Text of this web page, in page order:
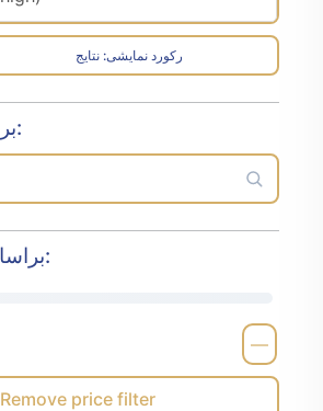
نتایج :رکورد نمایشی
براساس نام هتل:
براساس قیمت ریال:
—
Remove price filter